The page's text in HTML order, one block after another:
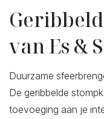
van Es &
Duurzame
De geribbelde
toevoeging aan je